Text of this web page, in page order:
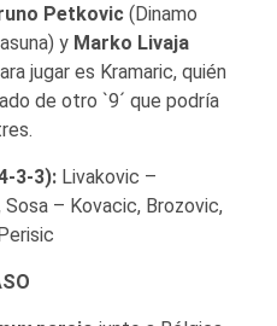
Petkovic (Dinamo
y Marko Livaja
jugar es Kramaric, quién
de otro `9´ que podría
3-3): Livakovic –
Sosa – Kovacic, Brozovic,